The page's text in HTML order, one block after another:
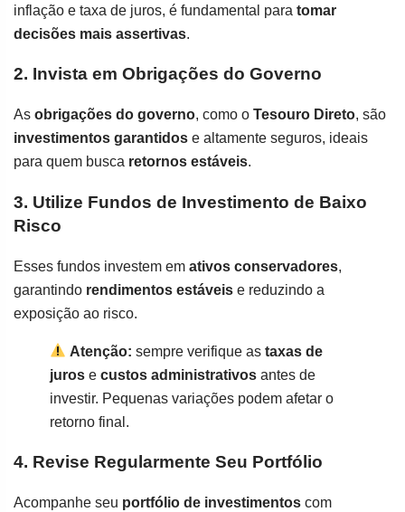
inflação e taxa de juros, é fundamental para tomar
decisões mais assertivas.
2. Invista em Obrigações do Governo
As obrigações do governo, como o Tesouro Direto, são
investimentos garantidos e altamente seguros, ideais
para quem busca retornos estáveis.
3. Utilize Fundos de Investimento de Baixo
Risco
Esses fundos investem em ativos conservadores,
garantindo rendimentos estáveis e reduzindo a
exposição ao risco.
Atenção: sempre verifique astaxas de
juros e custos administrativos antes de
investir. Pequenas variações podem afetar o
retorno final.
4. Revise Regularmente Seu Portfólio
Acompanhe seu portfólio de investimentos com